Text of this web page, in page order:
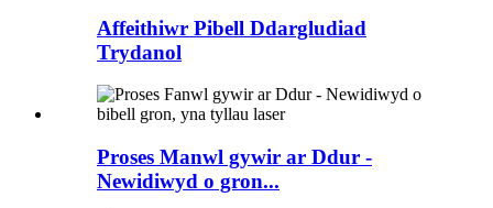
Affeithiwr Pibell Ddargludiad
Trydanol
Proses Manwl gywir ar Ddur -
Newidiwyd o gron...